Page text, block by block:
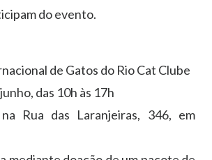
do evento.
de Gatos do Rio Cat Clube
das 10h às 17h
Rua das Laranjeiras, 346, em